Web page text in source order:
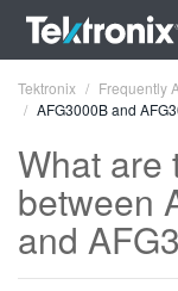
ENGLISH
FRANÇAIS
Tektronix
Frequently
AFG3000B and
What are
between
and